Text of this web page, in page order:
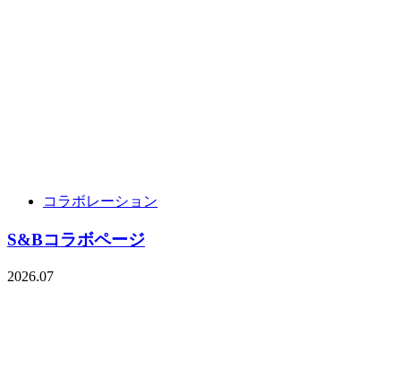
コラボレーション
S&Bコラボページ
2026.07